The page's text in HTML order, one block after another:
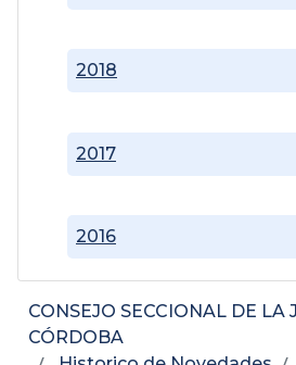
2016
2017
2018
CONSEJO SECCIONAL DE LA
CÓRDOBA